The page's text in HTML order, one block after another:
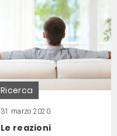
Ricerca
31 marzo 2020
Le reazioni